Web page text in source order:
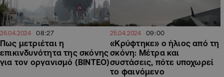
26.04.2024 08:27
Πως μετριέται η
επικινδυνότητα της σκόνης
για τον οργανισμό (ΒΙΝΤΕΟ)
25.04.2024 09:00
«Κρύφτηκε» ο ήλιος από τη
σκόνη: Μέτρα και
συστάσεις, πότε υποχωρεί
το φαινόμενο